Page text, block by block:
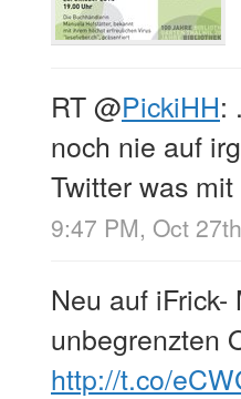
RT@PickiHH: .
noch nie auf
Twitter was
9:47 PM, Oct
Neu auf
unbegrenzten
http://t.co/